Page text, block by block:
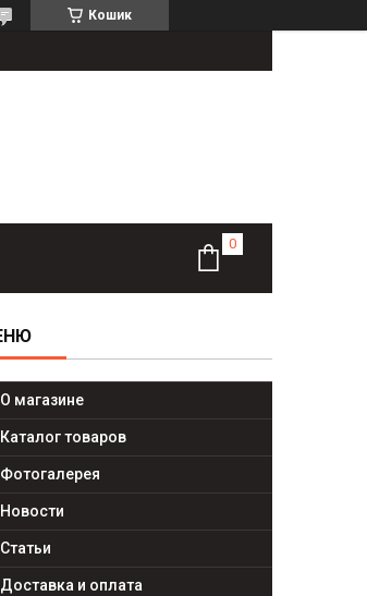
Кошик
О магазине
Каталог товаров
Фотогалерея
Новости
Статьи
Доставка и оплата